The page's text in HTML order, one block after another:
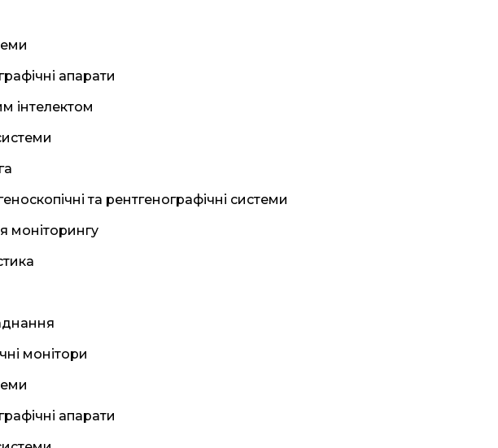
апарати
інтелектом
та рентгенографічні системи
моніторингу
монітори
апарати